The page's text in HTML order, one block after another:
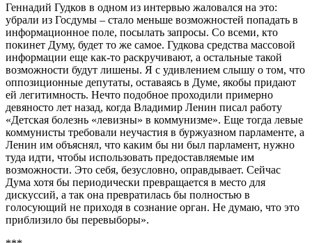
Геннадий Гудков в одном из интервью жаловался на это:
убрали из Госдумы – стало меньше возможностей попадать в
информационное поле, посылать запросы. Со всеми, кто
покинет Думу, будет то же самое. Гудкова средства массовой
информации еще как-то раскручивают, а остальные такой
возможности будут лишены. Я с удивлением слышу о том, что
оппозиционные депутаты, оставаясь в Думе, якобы придают
ей легитимность. Нечто подобное проходили примерно
девяносто лет назад, когда Владимир Ленин писал работу
«Детская болезнь «левизны» в коммунизме». Еще тогда левые
коммунисты требовали неучастия в буржуазном парламенте, а
Ленин им объяснял, что каким бы ни был парламент, нужно
туда идти, чтобы использовать предоставляемые им
возможности. Это себя, безусловно, оправдывает. Сейчас
Дума хотя бы периодически превращается в место для
дискуссий, а так она превратилась бы полностью в
голосующий не приходя в сознание орган. Не думаю, что это
приблизило бы перевыборы».